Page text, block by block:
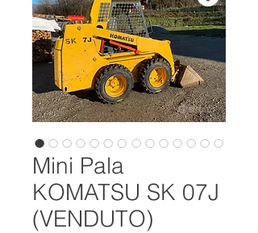
Mini Pala
KOMATSU SK 07J
(VENDUTO)